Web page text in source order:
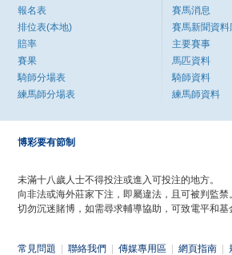
報名表
排位表(本地)
賠率
賽果
騎師分場表
練馬師分場表
賽馬消息
賽馬新聞資料
主要賽事
馬匹資料
騎師資料
練馬師資料
博彩要有節制
未滿十八歲人士不得投注或進入可投注的地方。
向非法或海外莊家下注，即屬違法，且可被判監禁。
切勿沉迷賭博，如需尋求輔導協助，可致電平和基
常見問題 聯絡我們 傳媒專用區 網頁指南